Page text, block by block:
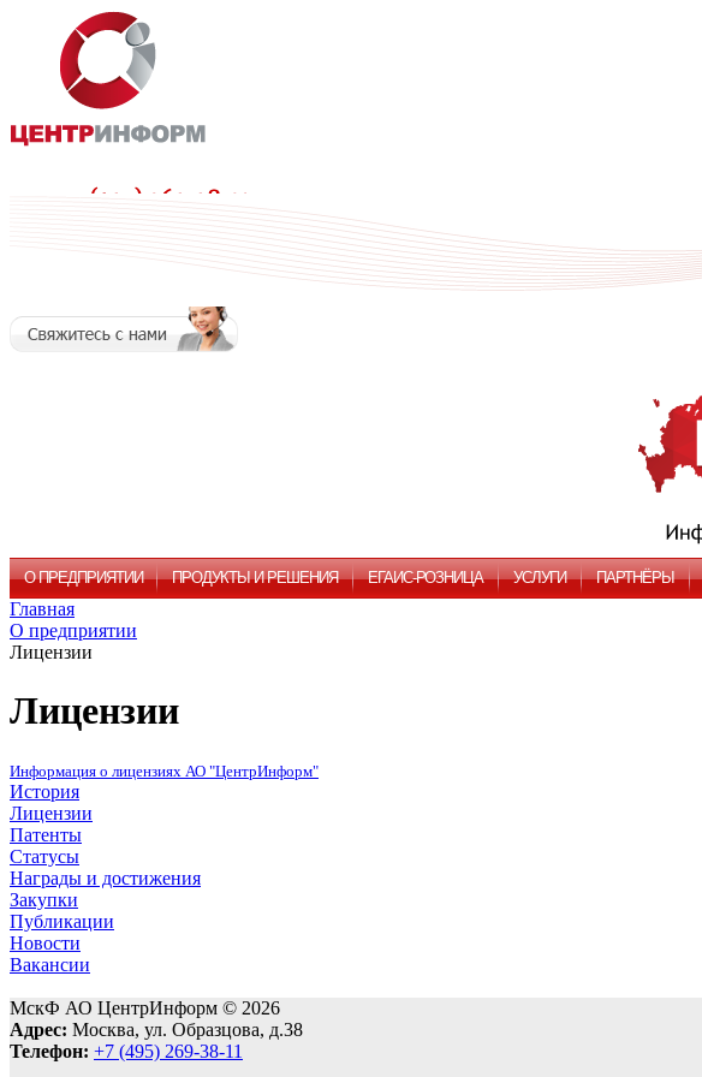
О ПРЕДПРИЯТИИ ПРОДУКТЫ И РЕШЕНИЯ ЕГАИС-РОЗНИЦА УСЛУГИ ПАРТНЁРЫ
Главная
О предприятии
Лицензии
Лицензии
Информация о лицензиях АО "ЦентрИнформ"
История
Лицензии
Патенты
Статусы
Награды и достижения
Закупки
Публикации
Новости
Вакансии
МскФ АО ЦентрИнформ © 2026
Адрес: Москва, ул. Образцова, д.38
Телефон: +7 (495) 269-38-11